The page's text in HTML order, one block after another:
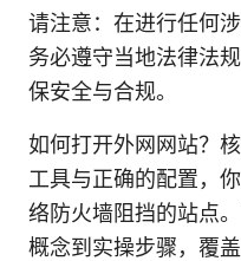
请注意：在进行任何
务必遵守当地法律法
保安全与合规。
如何打开外网网站？
工具与正确的配置，
络防火墙阻挡的站点
概念到实操步骤，覆